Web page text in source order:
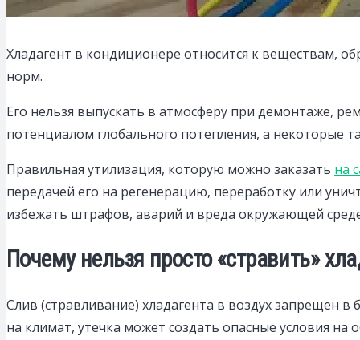
Хладагент в кондиционере относится к веществам,
норм.
Его нельзя выпускать в атмосферу при демонтаже,
потенциалом глобального потепления, а некоторые
Правильная утилизация, которую можно заказать на
передачей его на регенерацию, переработку или
избежать штрафов, аварий и вреда окружающей
Почему нельзя просто «стравить»
Слив (стравливание) хладагента в воздух запрещен
на климат, утечка может создать опасные условия